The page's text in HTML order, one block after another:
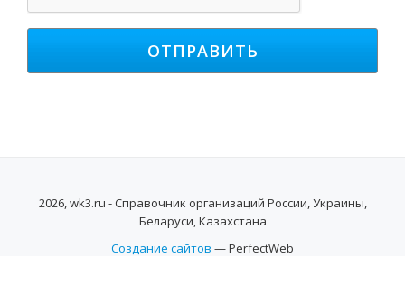
2026, wk3.ru - Справочник организаций России, Украины,
Беларуси, Казахстана
Создание сайтов — PerfectWeb